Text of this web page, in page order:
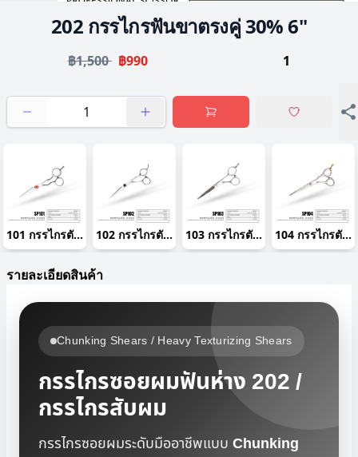
202 กรรไกรฟันขาตรงคู่ 30% 6"
฿1,500 ฿990 1
101 กรรไกรตัดเปียกหมุดแดง 5.5" 102 กรรไกรตัดเปียกหมุดแดง 5.5" 103 กรรไกรตัดเปียกขาตรง 5.5" 104 กรรไกรตัดเปียกหมุดทอง 5.5"
รายละเอียดสินค้า
Chunking Shears / Heavy Texturizing Shears
กรรไกรซอยผมฟันห่าง 202 /
กรรไกรสับผม
กรรไกรซอยผมระดับมืออาชีพแบบ Chunking